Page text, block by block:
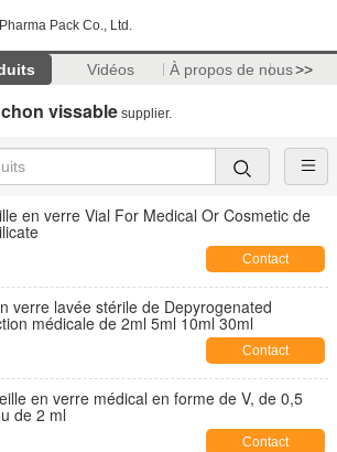
Pack Co., Ltd.
Vidéos À propos de nous>>
vissable supplier.
en verre Vial For Medical Or Cosmetic de
Contact
verre lavée stérile de Depyrogenated
médicale de 2ml 5ml 10ml 30ml
Contact
en verre médical en forme de V, de 0,5
de 2 ml
Contact